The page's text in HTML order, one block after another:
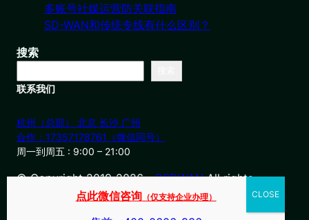
多账号社媒运营防关联指南
SD-WAN和传统专线有什么区别？
搜索
联系我们
杭州（总部） 北京 长沙 广州
合作：17357178761（微信同号）
周一到周五 : 9:00 – 21:00
© Copyright 2019-2026・OSDWANAll rights
点此微信咨询 （仅支持企业办理）